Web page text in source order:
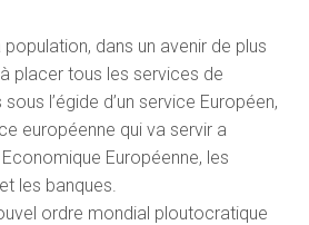
dans un avenir de plus
placer tous les services de
l’égide d’un service Européen,
européenne qui va servir a
Européenne, les
les banques.
ordre mondial ploutocratique